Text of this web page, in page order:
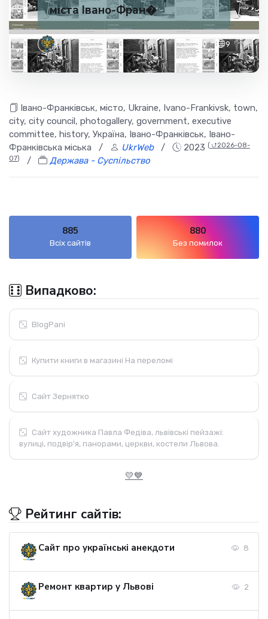
міста Івано-Фран�
✅ 200 9
Івано-Франківськ, місто, Ukraine, Ivano-Frankivsk, town,
city, city council, photogallery, government, executive
committee, history, Україна, Івано-Франківськ, Івано-
Франківська міська
/ UkrWeb/ 2023 ( ⮍2026-08-
07) / Держава - Суспільство
885
Всіх сайтів
880
Без помилок
Випадково:
BlogPani
Купити книги в магазині На переломі
Сайт Зернятко
Сайт художника Павла Федіва, львівські пейзажі:
вулиці, подвір'я, панорами, церкви, костели Львова.
💛💙
Рейтинг сайтів:
Сайт про українські анекдоти 8
Ремонт квартир у Львові 2